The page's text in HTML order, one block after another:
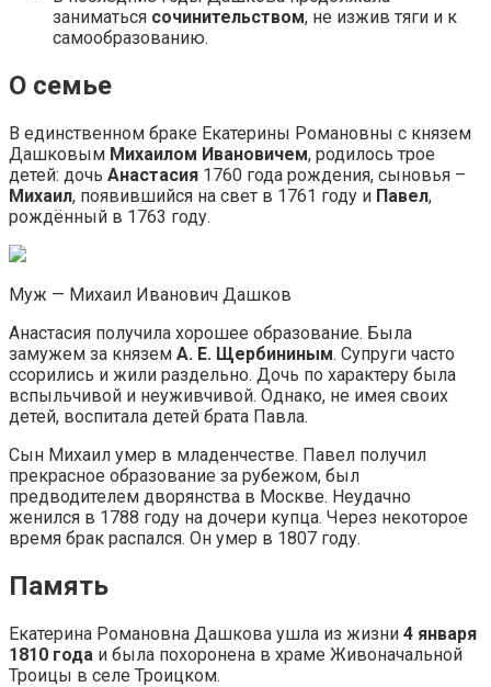
заниматься сочинительством, не изжив тяги и к
самообразованию.
О семье
В единственном браке Екатерины Романовны с князем
Дашковым Михаилом Ивановичем, родилось трое
детей: дочь Анастасия 1760 года рождения, сыновья –
Михаил, появившийся на свет в 1761 году и Павел,
рождённый в 1763 году.
Муж — Михаил Иванович Дашков
Анастасия получила хорошее образование. Была
замужем за князем А. Е. Щербининым. Супруги часто
ссорились и жили раздельно. Дочь по характеру была
вспыльчивой и неуживчивой. Однако, не имея своих
детей, воспитала детей брата Павла.
Сын Михаил умер в младенчестве. Павел получил
прекрасное образование за рубежом, был
предводителем дворянства в Москве. Неудачно
женился в 1788 году на дочери купца. Через некоторое
время брак распался. Он умер в 1807 году.
Память
Екатерина Романовна Дашкова ушла из жизни 4 января
1810 года и была похоронена в храме Живоначальной
Троицы в селе Троицком.